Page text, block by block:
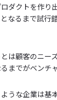
ダクトを作り
なるまで試行
は顧客のニー
までがベンチ
うな企業は基